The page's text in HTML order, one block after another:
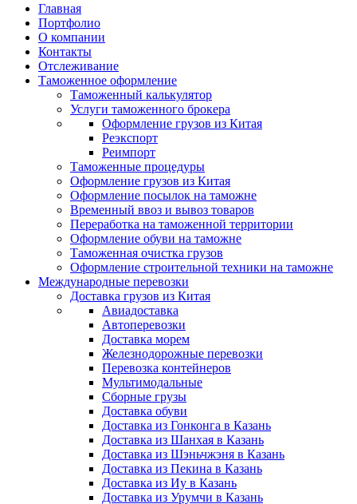
Главная
Портфолио
О компании
Контакты
Отслеживание
Таможенное оформление
Таможенный калькулятор
Услуги таможенного брокера
Оформление грузов из Китая
Реэкспорт
Реимпорт
Таможенные процедуры
Оформление грузов из Китая
Оформление посылок на таможне
Временный ввоз и вывоз товаров
Переработка на таможенной территории
Оформление обуви на таможне
Таможенная очистка грузов
Оформление строительной техники на таможне
Международные перевозки
Доставка грузов из Китая
Авиадоставка
Автоперевозки
Доставка морем
Железнодорожные перевозки
Перевозка контейнеров
Мультимодальные
Сборные грузы
Доставка обуви
Доставка из Гонконга в Казань
Доставка из Шанхая в Казань
Доставка из Шэньчжэня в Казань
Доставка из Пекина в Казань
Доставка из Иу в Казань
Доставка из Урумчи в Казань